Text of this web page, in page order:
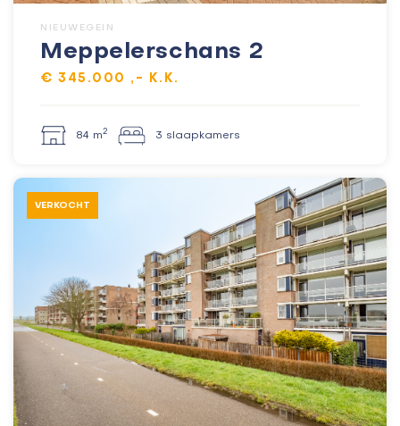
NIEUWEGEIN
Meppelerschans 2
€ 345.000 ,- K.K.
84 m2 3 slaapkamers
VERKOCHT